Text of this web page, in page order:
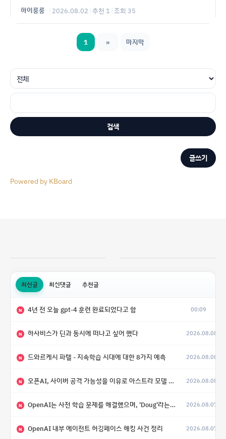
하이룽룽 2026.08.02 추천 1 조회 35
1 » 마지막
검색
글쓰기
Powered by KBoard
최신글 최신댓글 추천글
N 4년 전 오늘 gpt-4 훈련 완료되었다고 함 00:09
N 하사비스가 딘과 동시에 떠나고 싶어 했다 2026.08.08
N 드와르케시 파텔 - 지속학습 시대에 대한 8가지 예측 2026.08.08
N 오픈AI, 사이버 공격 가능성을 이유로 아스트라 모델 출시 연기 2026.08.08
N OpenAI는 사전 학습 문제를 해결했으며, 'Doug'라는 코드명을 가진 훨씬 더 큰 모델을 활발히 개발 중 2026.08.07
N OpenAI 내부 에이전트 허깅페이스 해킹 사건 정리 2026.08.07